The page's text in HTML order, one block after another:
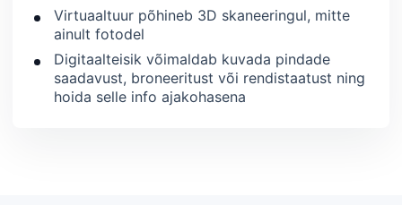
Virtuaaltuur põhineb 3D skaneeringul, mitte
ainult fotodel
Digitaalteisik võimaldab kuvada pindade
saadavust, broneeritust või rendistaatust ning
hoida selle info ajakohasena